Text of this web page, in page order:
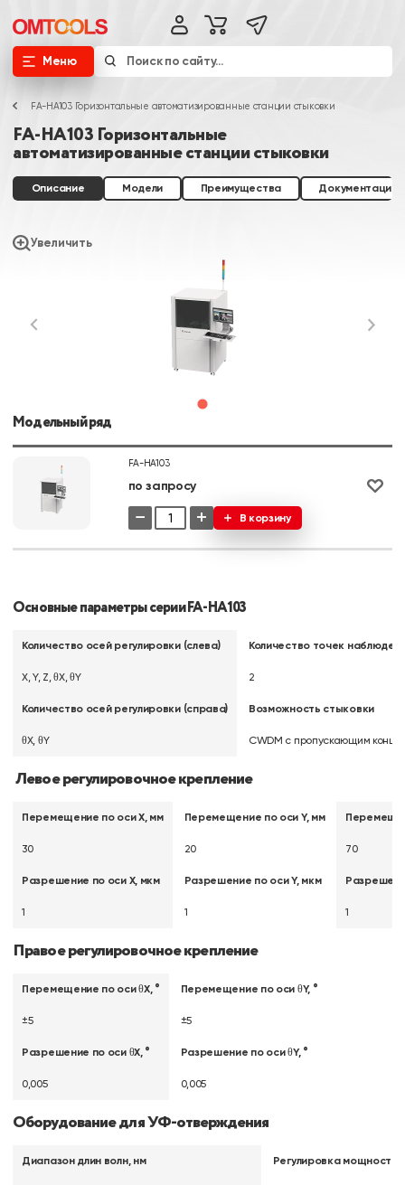
Меню
FA-HA103 Горизонтальные автоматизированные станции стыковки
FA-HA103 Горизонтальные
автоматизированные станции стыковки
Описание Модели Преимущества Документация
Увеличить
Модельный ряд
FA-HA103
по запросу
− + В корзину
Основные параметры серии FA-HA103
Количество осей регулировки (слева)
X, Y, Z, θX, θY
Количество осей регулировки (справа)
θX, θY
Количество точек
2
Возможность стыковки
CWDM с пропускающим
Левое регулировочное крепление
Перемещение по оси X, мм
30
Разрешение по оси X, мкм
1
Перемещение по оси Y, мм
20
Разрешение по оси Y, мкм
1
70
1
Правое регулировочное крепление
Перемещение по оси θX, °
±5
Разрешение по оси θX, °
0,005
Перемещение по оси θY, °
±5
Разрешение по оси θY, °
0,005
Оборудование для УФ-отверждения
Диапазон длин волн, нм Регулировка мощности,